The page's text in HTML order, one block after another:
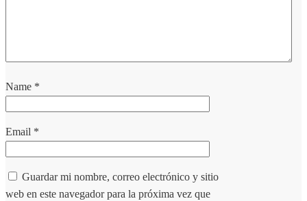
Name *
Email *
Guardar mi nombre, correo electrónico y sitio
web en este navegador para la próxima vez que